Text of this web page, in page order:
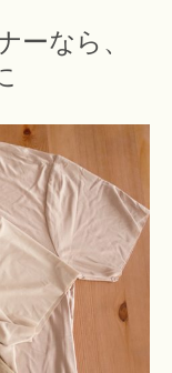
なら、